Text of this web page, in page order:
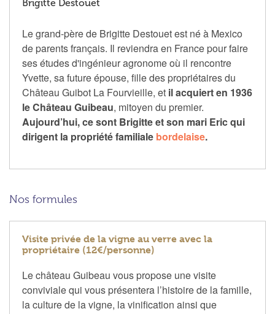
Brigitte Destouet
Le grand-père de Brigitte Destouet est né à Mexico
de parents français. Il reviendra en France pour faire
ses études d'ingénieur agronome où il rencontre
Yvette, sa future épouse, fille des propriétaires du
Château Guibot La Fourvieille, et il acquiert en 1936
le Château Guibeau, mitoyen du premier.
Aujourd’hui, ce sont Brigitte et son mari Eric qui
dirigent la propriété familiale bordelaise.
Nos formules
Visite privée de la vigne au verre avec la
propriétaire (12€/personne)
Le château Guibeau vous propose une visite
conviviale qui vous présentera l’histoire de la famille,
la culture de la vigne, la vinification ainsi que